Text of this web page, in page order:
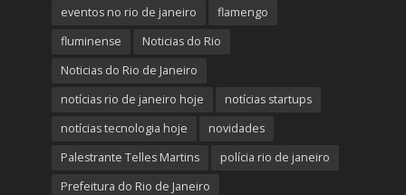
eventos no rio de janeiro
flamengo
fluminense
Noticias do Rio
Noticias do Rio de Janeiro
notícias rio de janeiro hoje
notícias startups
notícias tecnologia hoje
novidades
Palestrante Telles Martins
polícia rio de janeiro
Prefeitura do Rio de Janeiro